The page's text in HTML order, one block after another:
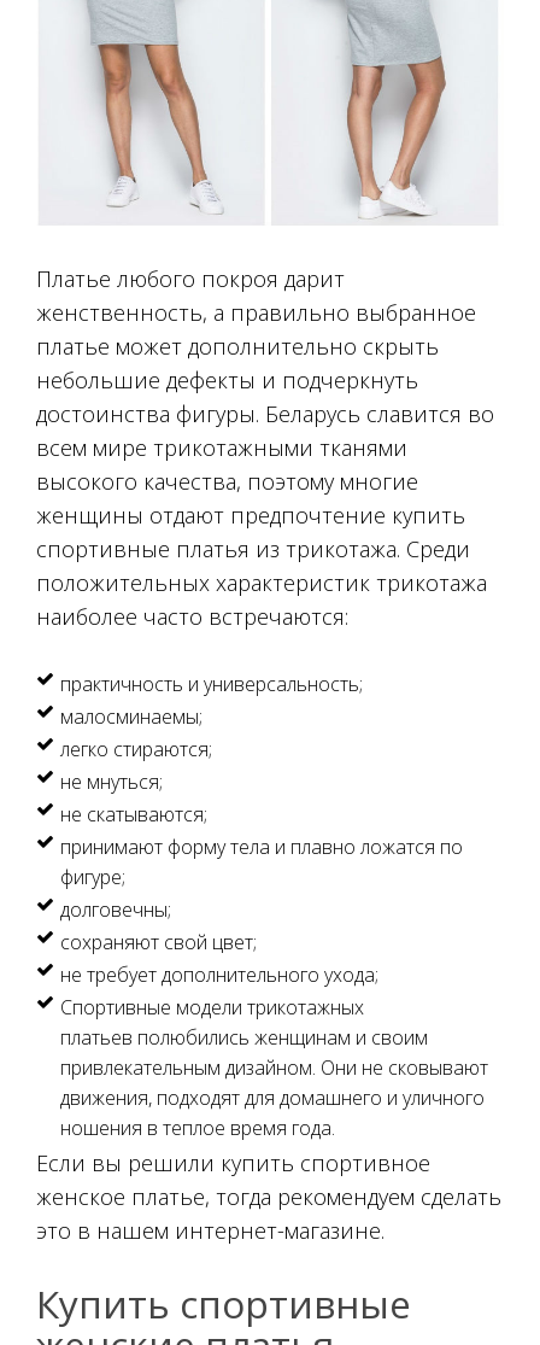
Платье любого покроя дарит
женственность, а правильно выбранное
платье может дополнительно скрыть
небольшие дефекты и подчеркнуть
достоинства фигуры. Беларусь славится во
всем мире трикотажными тканями
высокого качества, поэтому многие
женщины отдают предпочтение купить
спортивные платья из трикотажа. Среди
положительных характеристик трикотажа
наиболее часто встречаются:
практичность и универсальность;
малосминаемы;
легко стираются;
не мнуться;
не скатываются;
принимают форму тела и плавно ложатся по
фигуре;
долговечны;
сохраняют свой цвет;
не требует дополнительного ухода;
Спортивные модели трикотажных
платьев полюбились женщинам и своим
привлекательным дизайном. Они не сковывают
движения, подходят для домашнего и уличного
ношения в теплое время года.
Если вы решили купить спортивное
женское платье, тогда рекомендуем сделать
это в нашем интернет-магазине.
Купить спортивные